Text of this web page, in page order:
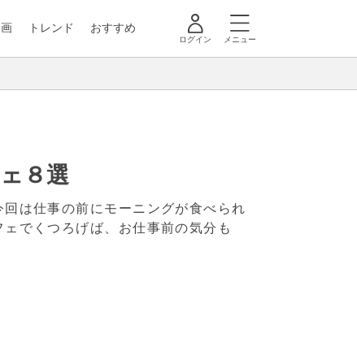
トレンド おすすめ
ログイン メニュー
８選
は仕事の前にモーニングが食べられ
でくつろげば、お仕事前の気分も